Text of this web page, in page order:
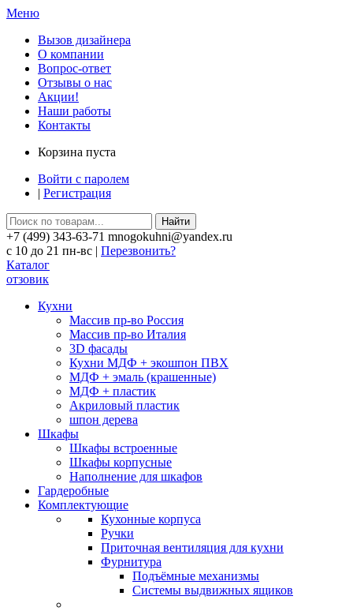
Меню
Вызов дизайнера
О компании
Вопрос-ответ
Отзывы о нас
Акции!
Наши работы
Контакты
Корзина пуста
Войти с паролем
| Регистрация
Найти
+7 (499) 343-63-71 mnogokuhni@yandex.ru
c 10 до 21 пн-вс | Перезвонить?
Каталог
отзовик
Кухни
Массив пр-во Россия
Массив пр-во Италия
3D фасады
Кухни МДФ + экошпон ПВХ
МДФ + эмаль (крашенные)
МДФ + пластик
Акриловый пластик
шпон дерева
Шкафы
Шкафы встроенные
Шкафы корпусные
Наполнение для шкафов
Гардеробные
Комплектующие
Кухонные корпуса
Ручки
Приточная вентиляция для кухни
Фурнитура
Подъёмные механизмы
Системы выдвижных ящиков